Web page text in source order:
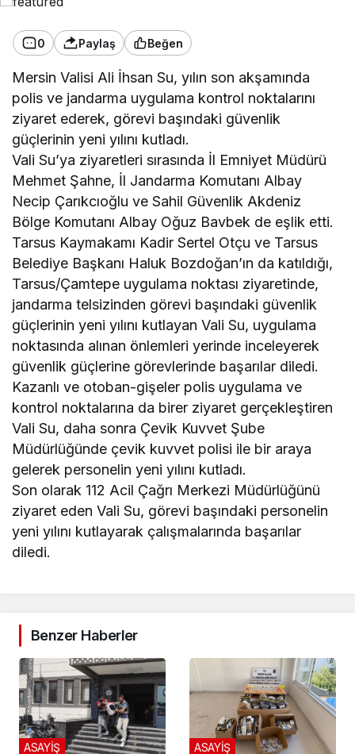
0 Paylaş Beğen
Mersin Valisi Ali İhsan Su, yılın son akşamında
polis ve jandarma uygulama kontrol noktalarını
ziyaret ederek, görevi başındaki güvenlik
güçlerinin yeni yılını kutladı.
Vali Su’ya ziyaretleri sırasında İl Emniyet Müdürü
Mehmet Şahne, İl Jandarma Komutanı Albay
Necip Çarıkcıoğlu ve Sahil Güvenlik Akdeniz
Bölge Komutanı Albay Oğuz Bavbek de eşlik etti.
Tarsus Kaymakamı Kadir Sertel Otçu ve Tarsus
Belediye Başkanı Haluk Bozdoğan’ın da katıldığı,
Tarsus/Çamtepe uygulama noktası ziyaretinde,
jandarma telsizinden görevi başındaki güvenlik
güçlerinin yeni yılını kutlayan Vali Su, uygulama
noktasında alınan önlemleri yerinde inceleyerek
güvenlik güçlerine görevlerinde başarılar diledi.
Kazanlı ve otoban-gişeler polis uygulama ve
kontrol noktalarına da birer ziyaret gerçekleştiren
Vali Su, daha sonra Çevik Kuvvet Şube
Müdürlüğünde çevik kuvvet polisi ile bir araya
gelerek personelin yeni yılını kutladı.
Son olarak 112 Acil Çağrı Merkezi Müdürlüğünü
ziyaret eden Vali Su, görevi başındaki personelin
yeni yılını kutlayarak çalışmalarında başarılar
diledi.
Benzer Haberler
ASAYİŞ ASAYİŞ